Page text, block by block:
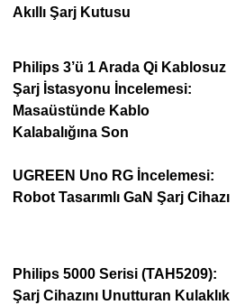
Akıllı Şarj Kutusu
Philips 3’ü 1 Arada Qi Kablosuz
Şarj İstasyonu İncelemesi:
Masaüstünde Kablo
Kalabalığına Son
UGREEN Uno RG İncelemesi:
Robot Tasarımlı GaN Şarj Cihazı
Philips 5000 Serisi (TAH5209):
Şarj Cihazını Unutturan Kulaklık